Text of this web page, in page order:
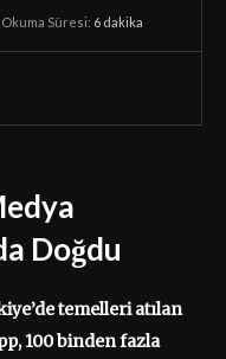
Okuma Süresi: 6 dakika
Doğdu
temelleri atılan
100 binden fazla